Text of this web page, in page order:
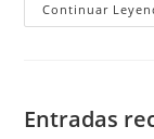
Continuar
Entradas